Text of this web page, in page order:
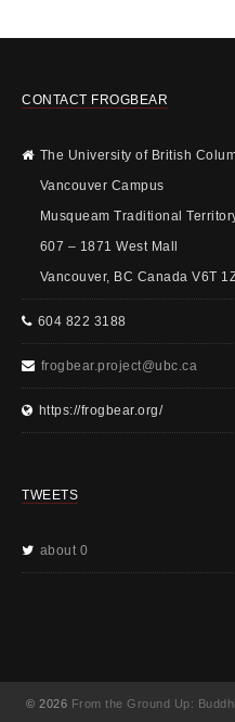
CONTACT FROGBEAR
The University of British
Vancouver Campus
Musqueam Traditional
607 – 1871 West Mall
Vancouver, BC Canada V6T
604 822 3188
frogbear.project@ubc.ca
https://frogbear.org/
TWEETS
about 0
© 2026 From the Ground Up: